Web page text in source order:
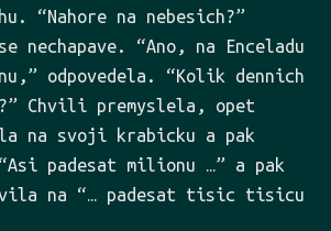
“Nahore na nebesich?”
nechapave. “Ano, na Enceladu
odpovedela. “Kolik dennich
Chvili premyslela, opet
na svoji krabicku a pak
padesat milionu …” a pak
na “… padesat tisic tisicu